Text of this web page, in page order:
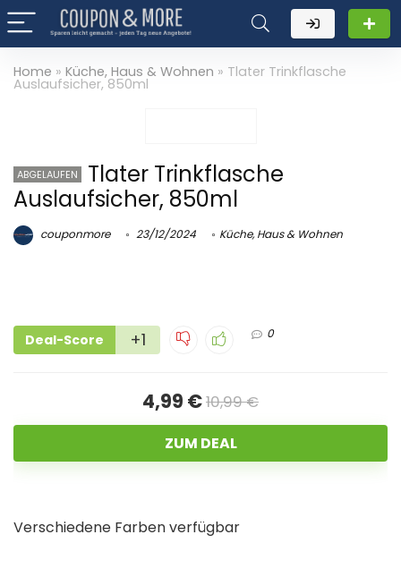
Home » Küche, Haus & Wohnen » Tlater Trinkflasche
Auslaufsicher, 850ml
ABGELAUFEN
Tlater Trinkflasche
Auslaufsicher, 850ml
couponmore 23/12/2024 Küche, Haus & Wohnen
Deal-Score +1 0
4,99 €10,99 €
ZUM DEAL
Verschiedene Farben verfügbar